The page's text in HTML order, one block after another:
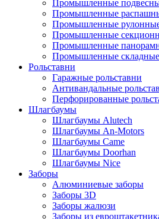
Промышленные
Промышленные
Промышленные рулонные
Промышленные
Промышленные
Промышленные складные
Рольставни
Гаражные рольставни
Антивандальные
Перфорированные
Шлагбаумы
Шлагбаумы Alutech
Шлагбаумы An-Motors
Шлагбаумы Came
Шлагбаумы Doorhan
Шлагбаумы Nice
Заборы
Алюминиевые заборы
Заборы 3D
Заборы жалюзи
Заборы из